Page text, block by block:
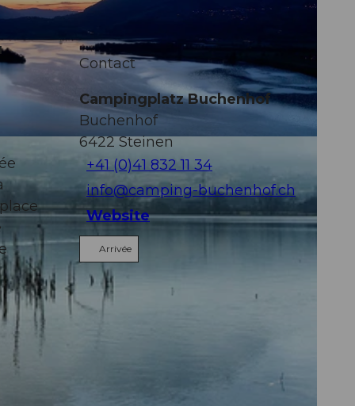
Contact
Campingplatz Buchenhof
Buchenhof
6422Steinen
+41 (0)41 832 11 34
info@camping-buchenhof.ch
Website
Arrivée